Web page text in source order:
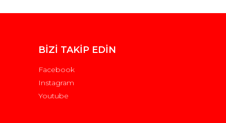
BİZİ TAKİP EDİN
Facebook
Instagram
Youtube